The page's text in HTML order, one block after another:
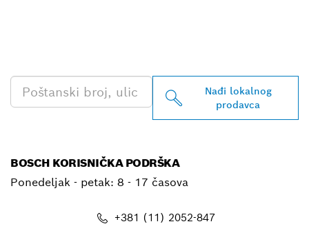
Nađi lokalnog
prodavca
BOSCH KORISNIČKA PODRŠKA
Ponedeljak - petak: 8 - 17 časova
+381 (11) 2052-847